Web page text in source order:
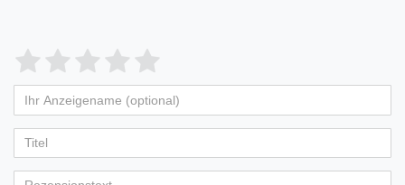
Bewertungssterne
von
5
Bewertungssternen
4
von
5
Bewertungssternen
3
von
5
Bewertungssternen
2
von
5
Bewertungssternen
1
von
5
Bewertungssternen
Anzeigename
(optional)